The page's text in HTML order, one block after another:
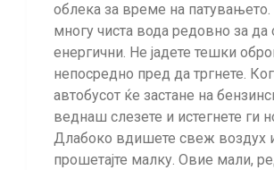
облека за време на патувањето.
многу чиста вода редовно за да
енергични. Не јадете тешки
непосредно пред да тргнете.
автобусот ќе застане на
веднаш слезете и истегнете ги
Длабоко вдишете свеж воздух
прошетајте малку. Овие мали,